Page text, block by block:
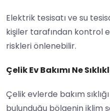
Elektrik tesisatı ve su
kişiler tarafından kontrol
riskleri önlenebilir.
Çelik Ev Bakımı Ne
Çelik evlerde bakım
bulunduğu bölgenin iklim